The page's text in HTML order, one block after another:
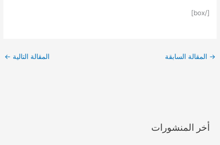
[/box]
→ المقالة السابقة المقالة التالية ←
أخر المنشورات